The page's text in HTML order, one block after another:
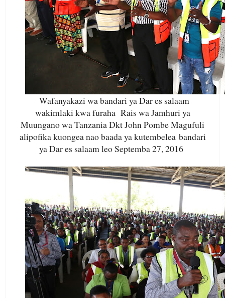
Wafanyakazi wa bandari ya Dar es salaam
wakimlaki kwa furaha Rais wa Jamhuri ya
Muungano wa Tanzania Dkt John Pombe Magufuli
alipofika kuongea nao baada ya kutembelea bandari
ya Dar es salaam leo Septemba 27, 2016